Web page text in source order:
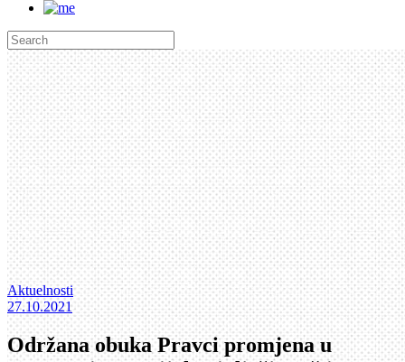
Aktuelnosti
27.10.2021
Održana obuka Pravci promjena u